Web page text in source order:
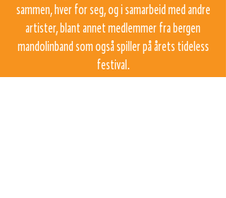
sammen, hver for seg, og i samarbeid med andre
artister, blant annet medlemmer fra bergen
mandolinband som også spiller på årets tideless
festival.